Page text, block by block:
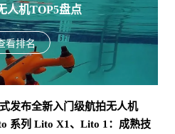
人机TOP5盘点
看排名
发布全新入门级航拍无人机
系列 Lito X1、Lito 1：成熟技